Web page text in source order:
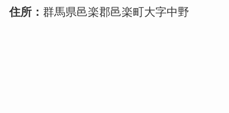
住所： 群馬県邑楽郡邑楽町大字中野